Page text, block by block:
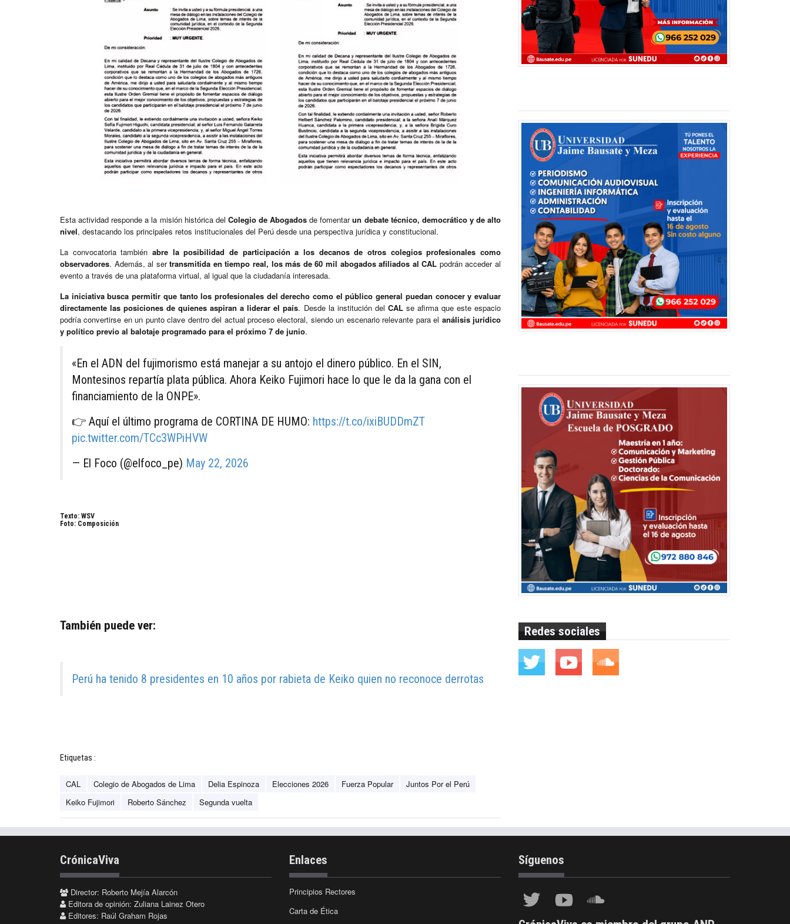
Esta actividad responde a la misión histórica del Colegio de Abogados de fomentarun debate técnico, democrático y de alto
nivel, destacando los principales retos institucionales del Perú desde una perspectiva jurídica y constitucional.
La convocatoria también abre la posibilidad de participación a los decanos de otros colegios profesionales como
observadores. Además, al sertransmitida en tiempo real, los más de 60 mil abogados afiliados al CAL podrán acceder al
evento a través de una plataforma virtual, al igual que la ciudadanía interesada.
La iniciativa busca permitir que tanto los profesionales del derecho como el público general puedan conocer y evaluar
directamente las posiciones de quienes aspiran a liderar el país. Desde la institución del CALse afirma que este espacio
podría convertirse en un punto clave dentro del actual proceso electoral, siendo un escenario relevante para el análisis jurídico
y político previo al balotaje programado para el próximo 7 de junio.
«En el ADN del fujimorismo está manejar a su antojo el dinero público. En el SIN,
Montesinos repartía plata pública. Ahora Keiko Fujimori hace lo que le da la gana con el
financiamiento de la ONPE».
👉 Aquí el último programa de CORTINA DE HUMO: https://t.co/ixiBUDDmZT
pic.twitter.com/TCc3WPiHVW
— El Foco (@elfoco_pe) May 22, 2026
Texto: WSV
Foto: Composición
También puede ver:
Perú ha tenido 8 presidentes en 10 años por rabieta de Keiko quien no reconoce derrotas
Etiquetas :
CAL Colegio de Abogados de Lima Delia Espinoza Elecciones 2026 Fuerza Popular
Juntos Por el Perú
Keiko Fujimori
Roberto Sánchez Segunda vuelta
Redes sociales
CrónicaViva
Director: Roberto Mejía Alarcón
Editora de opinión: Zuliana Lainez Otero
Editores: Raúl Graham Rojas
Enlaces
Principios Rectores
Carta de Ética
Síguenos